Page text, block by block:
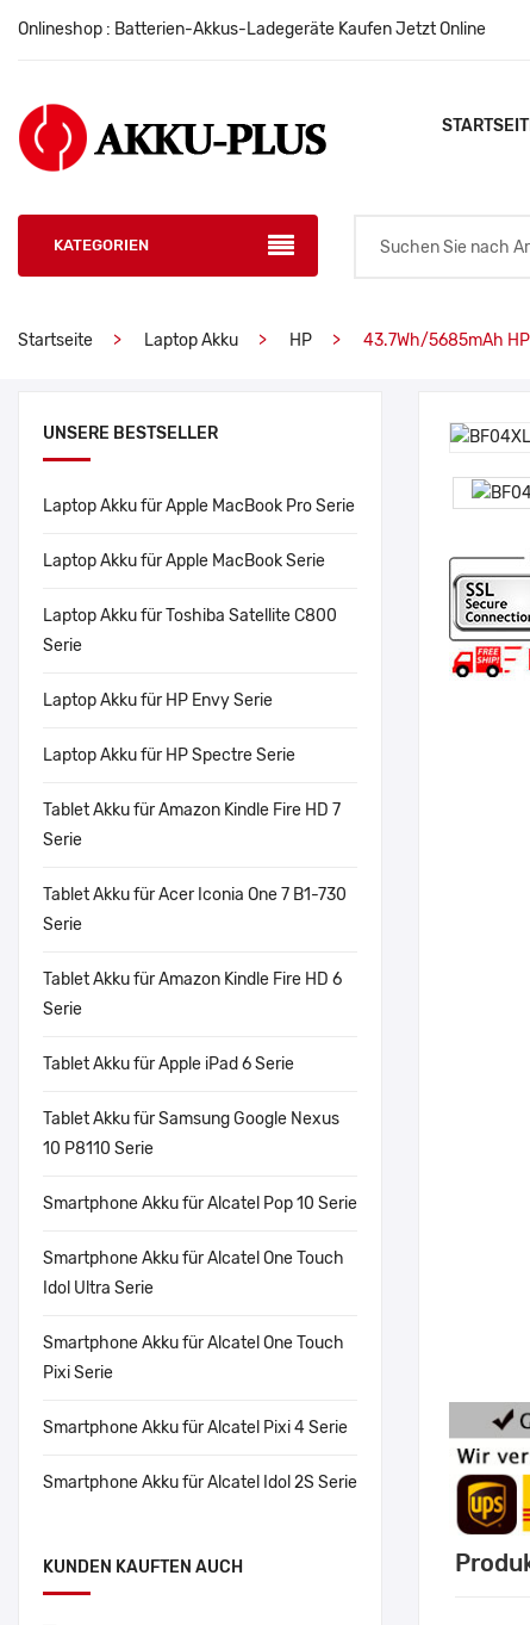
Onlineshop : Batterien-Akkus-Ladegeräte Kaufen Jetzt Online
KATEGORIEN
Startseite Laptop Akku HP 43.7Wh/5685mAh
UNSERE BESTSELLER
Laptop Akku für Apple MacBook Pro Serie
Laptop Akku für Apple MacBook Serie
Laptop Akku für Toshiba Satellite C800
Serie
Laptop Akku für HP Envy Serie
Laptop Akku für HP Spectre Serie
Tablet Akku für Amazon Kindle Fire HD 7
Serie
Tablet Akku für Acer Iconia One 7 B1-730
Serie
Tablet Akku für Amazon Kindle Fire HD 6
Serie
Tablet Akku für Apple iPad 6 Serie
Tablet Akku für Samsung Google Nexus
10 P8110 Serie
Smartphone Akku für Alcatel Pop 10 Serie
Smartphone Akku für Alcatel One Touch
Idol Ultra Serie
Smartphone Akku für Alcatel One Touch
Pixi Serie
Smartphone Akku für Alcatel Pixi 4 Serie
Smartphone Akku für Alcatel Idol 2S Serie
KUNDEN KAUFTEN AUCH